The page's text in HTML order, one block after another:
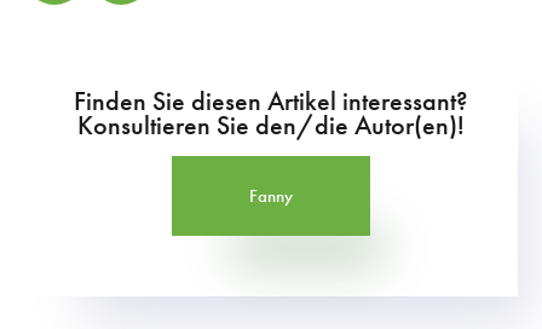
Finden Sie diesen Artikel interessant?
Konsultieren Sie den/die Autor(en)!
Fanny